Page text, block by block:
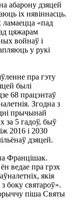
абарону дзяцей
іх нявіннасць.
ламаецца «пад
цяжарам
войнаў і
у рукі
пра гэту
былі
68 працэнтаў
Згодна з
прычынай
за 5 гадоў, быў
2016 і 2030
дзяцей.
Францішак.
ведае пра грэх
якія
боку святароў».
піша Святы